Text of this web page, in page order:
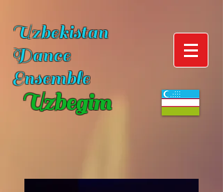
Uzbekistan
Dance
Ensemble
Uzbegim